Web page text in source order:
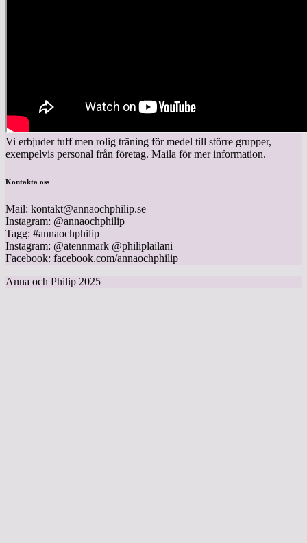
Vi erbjuder tuff men rolig träning för medel till större grupper,
exempelvis personal från företag. Maila för mer information.
Kontakta oss
Mail: kontakt@annaochphilip.se
Instagram: @annaochphilip
Tagg: #annaochphilip
Instagram: @atennmark @philiplailani
Facebook: facebook.com/annaochphilip
Anna och Philip 2025